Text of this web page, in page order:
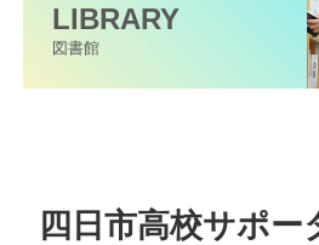
LIBRARY
図書館
四日市高校サポ